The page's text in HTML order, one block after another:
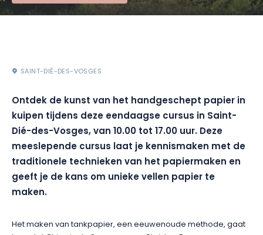
SAINT-DIÉ-DES-VOSGES
Ontdek de kunst van het handgeschept papier in
kuipen tijdens deze eendaagse cursus in Saint-
Dié-des-Vosges, van 10.00 tot 17.00 uur. Deze
meeslepende cursus laat je kennismaken met de
traditionele technieken van het papiermaken en
geeft je de kans om unieke vellen papier te
maken.
Het maken van tankpapier, een eeuwenoude methode, gaat